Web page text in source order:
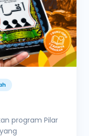
program Pilar